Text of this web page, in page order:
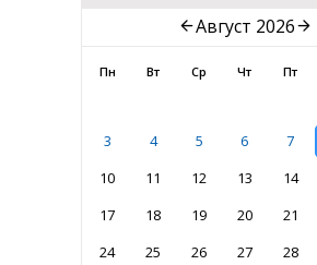
Август 2026
Пн Вт Ср Чт Пт
3
4 5 6 7
10
11 12 13 14
17
18 19 20 21
24
25 26 27 28